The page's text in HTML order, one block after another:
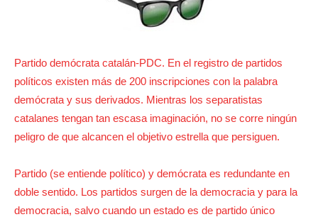
Partido demócrata catalán-PDC. En el registro de partidos
políticos existen más de 200 inscripciones con la palabra
demócrata y sus derivados. Mientras los separatistas
catalanes tengan tan escasa imaginación, no se corre ningún
peligro de que alcancen el objetivo estrella que persiguen.
Partido (se entiende político) y demócrata es redundante en
doble sentido. Los partidos surgen de la democracia y para la
democracia, salvo cuando un estado es de partido único